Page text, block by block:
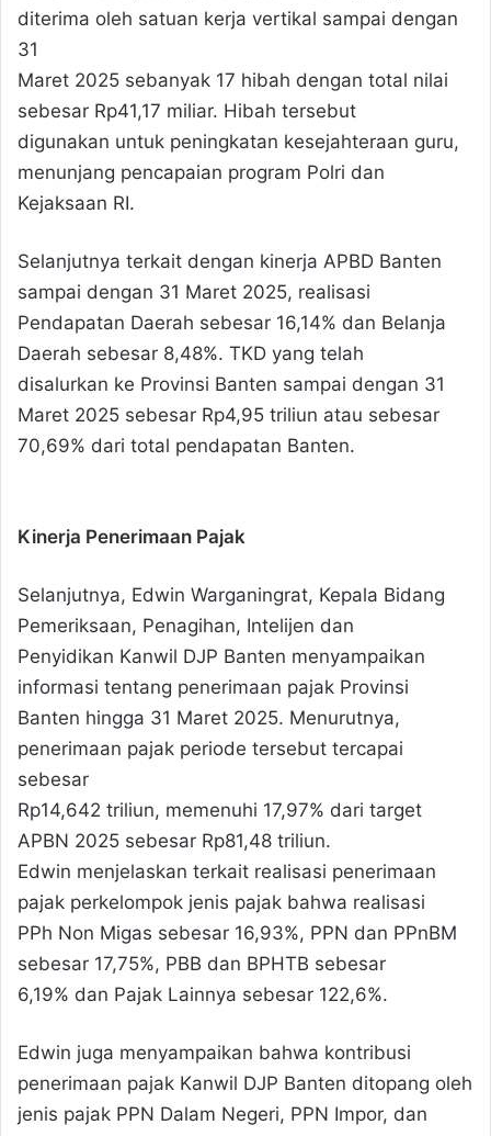
diterima oleh satuan kerja vertikal sampai dengan
31
Maret 2025 sebanyak 17 hibah dengan total nilai
sebesar Rp41,17 miliar. Hibah tersebut
digunakan untuk peningkatan kesejahteraan guru,
menunjang pencapaian program Polri dan
Kejaksaan RI.
Selanjutnya terkait dengan kinerja APBD Banten
sampai dengan 31 Maret 2025, realisasi
Pendapatan Daerah sebesar 16,14% dan Belanja
Daerah sebesar 8,48%. TKD yang telah
disalurkan ke Provinsi Banten sampai dengan 31
Maret 2025 sebesar Rp4,95 triliun atau sebesar
70,69% dari total pendapatan Banten.
Kinerja Penerimaan Pajak
Selanjutnya, Edwin Warganingrat, Kepala Bidang
Pemeriksaan, Penagihan, Intelijen dan
Penyidikan Kanwil DJP Banten menyampaikan
informasi tentang penerimaan pajak Provinsi
Banten hingga 31 Maret 2025. Menurutnya,
penerimaan pajak periode tersebut tercapai
sebesar
Rp14,642 triliun, memenuhi 17,97% dari target
APBN 2025 sebesar Rp81,48 triliun.
Edwin menjelaskan terkait realisasi penerimaan
pajak perkelompok jenis pajak bahwa realisasi
PPh Non Migas sebesar 16,93%, PPN dan PPnBM
sebesar 17,75%, PBB dan BPHTB sebesar
6,19% dan Pajak Lainnya sebesar 122,6%.
Edwin juga menyampaikan bahwa kontribusi
penerimaan pajak Kanwil DJP Banten ditopang oleh
jenis pajak PPN Dalam Negeri, PPN Impor, dan